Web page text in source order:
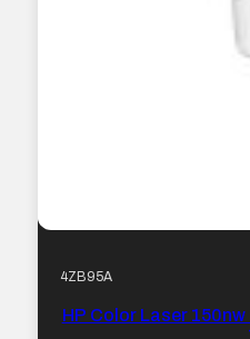
4ZB95A
HP Color Laser